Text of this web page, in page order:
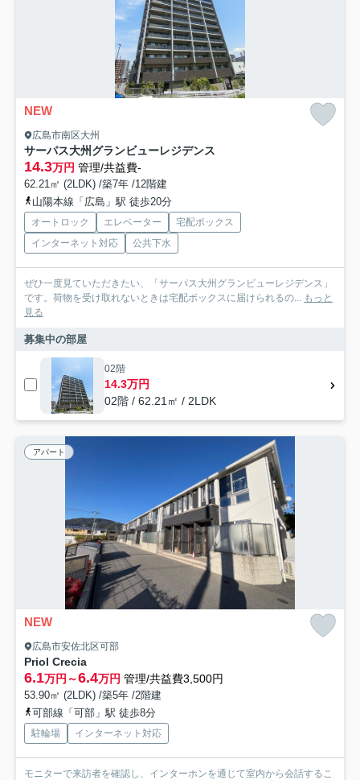
NEW
広島市南区大州
サーパス大州グランビューレジデンス
14.3万円 管理/共益費-
62.21㎡ (2LDK) /築7年 /12階建
山陽本線「広島」駅 徒歩20分
オートロック エレベーター
宅配ボックス
インターネット対応
公共下水
ぜひ一度見ていただきたい、「サーパス大州グランビューレジデンス」
です。荷物を受け取れないときは宅配ボックスに届けられるの... もっと
見る
募集中の部屋
02階
14.3万円
02階 / 62.21㎡ / 2LDK
アパート
NEW
広島市安佐北区可部
Priol Crecia
6.1万円～6.4万円 管理/共益費3,500円
53.90㎡ (2LDK) /築5年 /2階建
可部線「可部」駅 徒歩8分
駐輪場 インターネット対応
モニターで来訪者を確認し、インターホンを通じて室内から会話するこ